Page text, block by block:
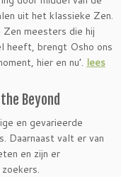
uit het klassieke Zen.
meesters die hij
heeft, brengt Osho ons
hier en nu’. lees
Beyond
en gevarieerde
Daarnaast valt er van
en zijn er